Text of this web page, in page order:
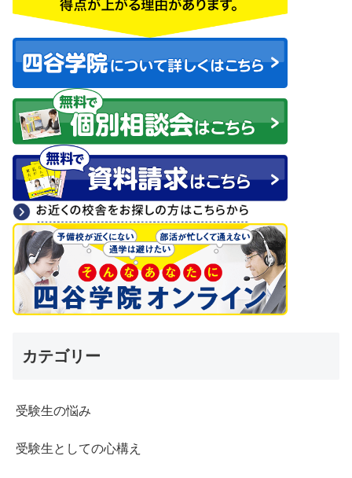
カテゴリー
受験生の悩み
受験生としての心構え